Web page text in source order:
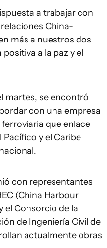
a trabajar con
China-
más a nuestros dos
a la paz y el
martes, se encontró
con una empresa
que enlace
Pacífico y el Caribe
con representantes
(China Harbour
el Consorcio de la
de Ingeniería Civil de
actualmente obras